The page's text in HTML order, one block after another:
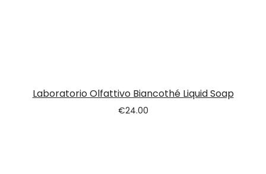
Laboratorio Olfattivo Biancothé Liquid Soap
€24.00